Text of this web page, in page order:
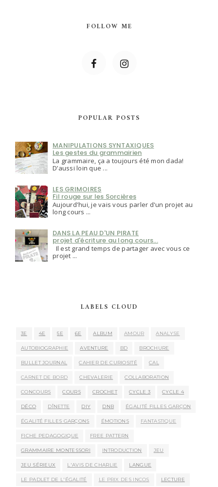
FOLLOW ME
POPULAR POSTS
MANIPULATIONS SYNTAXIQUES
Les gestes du grammairien
La grammaire, ça a toujours été mon dada!
D’aussi loin que ...
LES GRIMOIRES
Fil rouge sur les Sorcières
Aujourd'hui, je vais vous parler d'un projet au
long cours ...
DANS LA PEAU D'UN PIRATE
projet d'écriture au long cours...
Il est grand temps de partager avec vous ce
projet ...
LABELS CLOUD
3E 4E 5E 6E ALBUM AMOUR ANALYSE
AUTOBIOGRAPHIE AVENTURE BD BROCHURE
BULLET JOURNAL CAHIER DE CURIOSITÉ CAL
CARNET DE BORD CHEVALERIE COLLABORATION
CONCOURS COURS CROCHET CYCLE 3 CYCLE 4
DÉCO DÎNETTE DIY DNB ÉGALITÉ FILLES GARÇON
ÉGALITÉ FILLES GARÇONS ÉMOTIONS FANTASTIQUE
FICHE PEDAGOGIQUE FREE PATTERN
GRAMMAIRE MONTESSORI INTRODUCTION JEU
JEU SÉRIEUX L'AVIS DE CHARLIE LANGUE
LE PADLET DE L'ÉGALITÉ LE PRIX DES INCOS LECTURE